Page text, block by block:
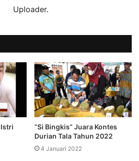
Uploader.
“Si Bingkis” Juara Kontes
Durian Tala Tahun 2022
4 Januari 2022